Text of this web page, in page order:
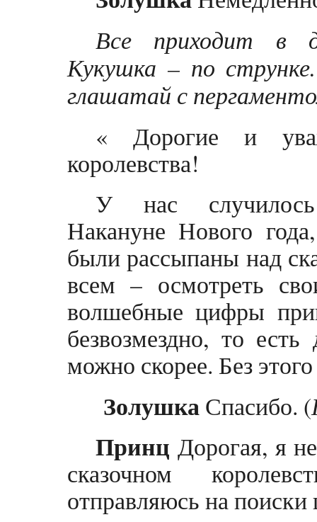
Все приходит в
Кукушка – по
глашатай с
« Дорогие и
королевства!
У нас случилось
Накануне Нового
были рассыпаны над
всем – осмотреть
волшебные цифры
безвозмездно, то
можно скорее. Без
ЗолушкаСпасибо. (
Принц Дорогая, я
сказочном
отправляюсь на